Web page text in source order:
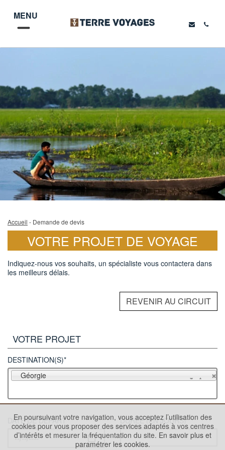
MENU
Accueil - Demande de devis
VOTRE PROJET DE VOYAGE
Indiquez-nous vos souhaits, un spécialiste vous contactera dans
les meilleurs délais.
REVENIR AU CIRCUIT
VOTRE PROJET
DESTINATION(S)*
Géorgie
DATE DE DÉPART DURÉE (EN JOURS)
En poursuivant votre navigation, vous acceptez l’utilisation des
cookies pour vous proposer des services adaptés à vos centres
d’intérêts et mesurer la fréquentation du site. En savoir plus et
paramétrer les cookies.